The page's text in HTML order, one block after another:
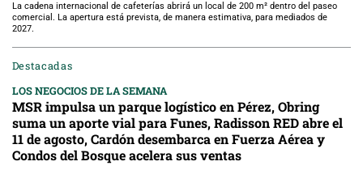
La cadena internacional de cafeterías abrirá un local de 200 m² dentro del paseo
comercial. La apertura está prevista, de manera estimativa, para mediados de
2027.
Destacadas
LOS NEGOCIOS DE LA SEMANA
MSR impulsa un parque logístico en Pérez, Obring
suma un aporte vial para Funes, Radisson RED abre el
11 de agosto, Cardón desembarca en Fuerza Aérea y
Condos del Bosque acelera sus ventas